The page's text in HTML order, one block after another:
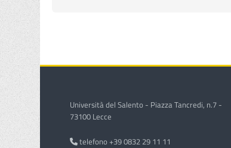
Università del Salento - Piazza Tancredi, n.7 -
73100 Lecce
telefono +39 0832 29 11 11